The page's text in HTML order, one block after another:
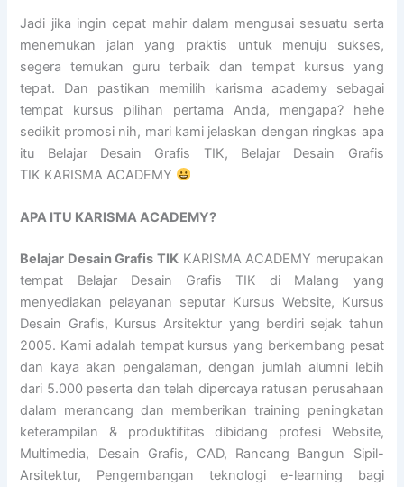
Jadi jika ingin cepat mahir dalam mengusai sesuatu serta
menemukan jalan yang praktis untuk menuju sukses,
segera temukan guru terbaik dan tempat kursus yang
tepat. Dan pastikan memilih karisma academy sebagai
tempat kursus pilihan pertama Anda, mengapa? hehe
sedikit promosi nih, mari kami jelaskan dengan ringkas apa
itu Belajar Desain Grafis TIK, Belajar Desain Grafis
TIK KARISMA ACADEMY
APA ITU KARISMA ACADEMY?
Belajar Desain Grafis TIK KARISMA ACADEMY merupakan
tempat Belajar Desain Grafis TIK di Malang yang
menyediakan pelayanan seputar Kursus Website, Kursus
Desain Grafis, Kursus Arsitektur yang berdiri sejak tahun
2005. Kami adalah tempat kursus yang berkembang pesat
dan kaya akan pengalaman, dengan jumlah alumni lebih
dari 5.000 peserta dan telah dipercaya ratusan perusahaan
dalam merancang dan memberikan training peningkatan
keterampilan & produktifitas dibidang profesi Website,
Multimedia, Desain Grafis, CAD, Rancang Bangun Sipil-
Arsitektur, Pengembangan teknologi e-learning bagi